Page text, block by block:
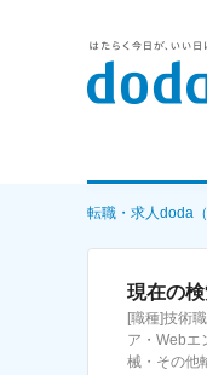
詳細条件か
求人特集か
転職・求人doda
現在の
[職種]技術
ア・Web
械・その他